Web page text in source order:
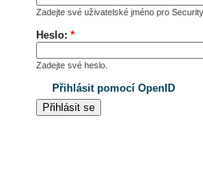
Zadejte své uživatelské jméno pro
Heslo: *
Zadejte své heslo.
Přihlásit pomocí OpenID